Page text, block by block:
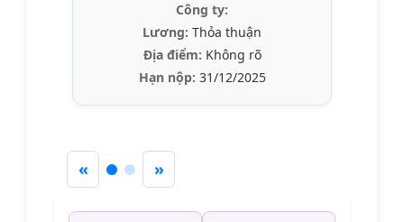
Công ty:
Lương: Thỏa thuận
Địa điểm: Không rõ
Hạn nộp: 31/12/2025
« »